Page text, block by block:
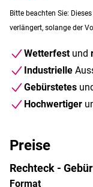
Bitte beachten Sie:
verlängert, solange der
Wetterfest und
Industrielle
Gebürstetes
Hochwertiger
Preise
Rechteck -
Format